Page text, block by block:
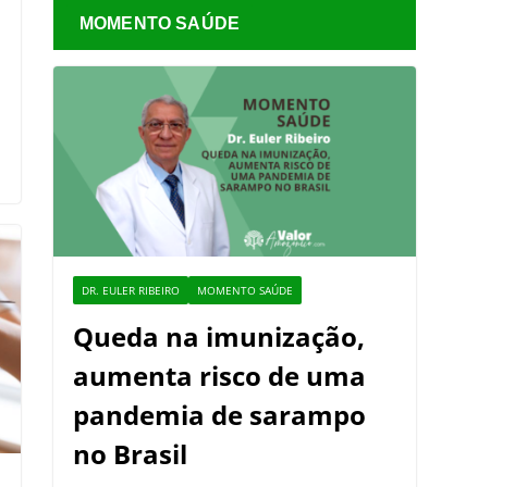
MOMENTO SAÚDE
DR. EULER RIBEIRO MOMENTO SAÚDE
Queda na imunização,
aumenta risco de uma
pandemia de sarampo
no Brasil